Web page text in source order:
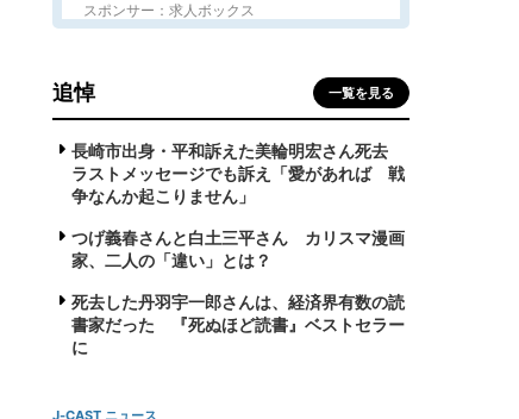
スポンサー：求人ボックス
追悼 一覧を見る
長崎市出身・平和訴えた美輪明宏さん死去
ラストメッセージでも訴え「愛があれば 戦
争なんか起こりません」
つげ義春さんと白土三平さん カリスマ漫画
家、二人の「違い」とは？
死去した丹羽宇一郎さんは、経済界有数の読
書家だった 『死ぬほど読書』ベストセラー
に
J-CAST ニュース